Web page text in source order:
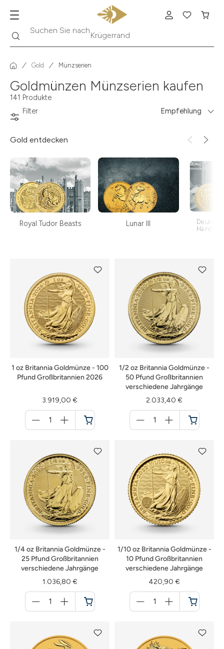
Suchen Sie nachKrügerrand
Gold Münzserien
Goldmünzen Münzserien kaufen
141 Produkte
Filter
Empfehlung
Gold entdecken
Royal Tudor Beasts Lunar III
1 oz Britannia Goldmünze - 100
Pfund Großbritannien 2026
3.919,00 €
für
Warenkorb
1/2 oz Britannia Goldmünze -
50 Pfund Großbritannien
verschiedene Jahrgänge
2.033,40 €
für
Warenkorb
1/4 oz Britannia Goldmünze -
25 Pfund Großbritannien
verschiedene Jahrgänge
1.036,80 €
für
Warenkorb
1/10 oz Britannia Goldmünze -
10 Pfund Großbritannien
verschiedene Jahrgänge
420,90 €
für
Warenkorb